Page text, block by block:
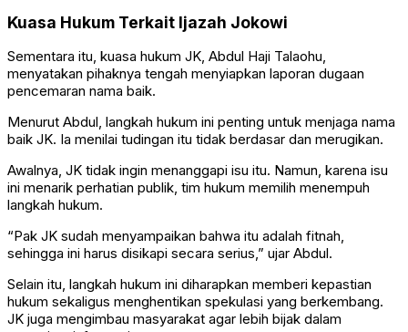
Kuasa Hukum Terkait Ijazah Jokowi
Sementara itu, kuasa hukum JK, Abdul Haji Talaohu,
menyatakan pihaknya tengah menyiapkan laporan dugaan
pencemaran nama baik.
Menurut Abdul, langkah hukum ini penting untuk menjaga nama
baik JK. Ia menilai tudingan itu tidak berdasar dan merugikan.
Awalnya, JK tidak ingin menanggapi isu itu. Namun, karena isu
ini menarik perhatian publik, tim hukum memilih menempuh
langkah hukum.
“Pak JK sudah menyampaikan bahwa itu adalah fitnah,
sehingga ini harus disikapi secara serius,” ujar Abdul.
Selain itu, langkah hukum ini diharapkan memberi kepastian
hukum sekaligus menghentikan spekulasi yang berkembang.
JK juga mengimbau masyarakat agar lebih bijak dalam